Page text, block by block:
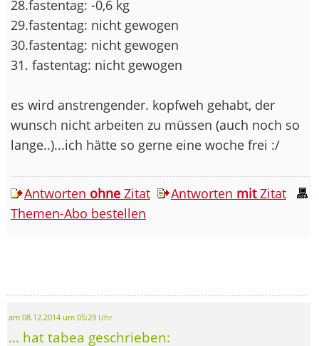
28.fastentag: -0,6 kg
29.fastentag: nicht gewogen
30.fastentag: nicht gewogen
31. fastentag: nicht gewogen
es wird anstrengender. kopfweh gehabt, der
wunsch nicht arbeiten zu müssen (auch noch so
lange..)...ich hätte so gerne eine woche frei :/
Antworten ohne Zitat Antworten mitZitat
Themen-Abo bestellen
am 08.12.2014 um 05:29 Uhr
... hat tabea geschrieben: